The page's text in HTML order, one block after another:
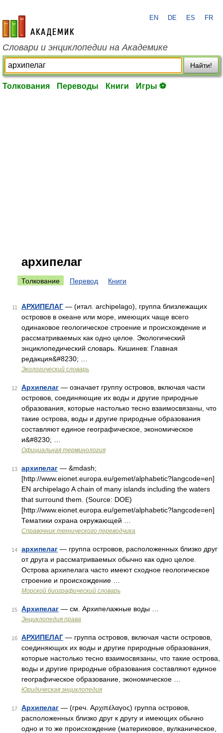
academic.ru
EN DE ES FR
Словари и энциклопедии на Академике
Найти!
Толкования Переводы Книги Игры ⚽
архипелаг
Толкование Перевод Книги
11 АРХИПЕЛАГ — (итал. archipelago), группа близлежащих
островов в океане или море, имеющих чаще всего
одинаковое геологическое строение и происхождение и
рассматриваемых как одно целое. Экологический
энциклопедический словарь. Кишинев: Главная
редакция&#8230; …
Экологический словарь
12 Архипелаг — означает группу островов, включая части
островов, соединяющие их воды и другие природные
образования, которые настолько тесно взаимосвязаны, что
такие острова, воды и другие природные образования
составляют единое географическое, экономическое
и&#8230; …
Официальная терминология
13 архипелаг — &mdash;
[http://www.eionet.europa.eu/gemet/alphabetic?langcode=en]
EN archipelago A chain of many islands including the waters
that surround them. (Source: DOE)
[http://www.eionet.europa.eu/gemet/alphabetic?langcode=en]
Тематики охрана окружающей …
Справочник технического переводчика
14 архипелаг — группа островов, расположенных близко друг
от друга и рассматриваемых обычно как одно целое.
Острова архипелага часто имеют сходное геологическое
строение и происхождение …
Морской биографический словарь
15 Архипелаг — см. Архипелажные воды …
Энциклопедия права
16 АРХИПЕЛАГ — группа островов, включая части островов,
соединяющих их воды и другие природные образования,
которые настолько тесно взаимосвязаны, что такие острова,
воды и другие природные образования составляют единое
географическое образование, экономическое …
Юридическая энциклопедия
17 Архипелаг — (греч. Αρχιπέλαγος) группа островов,
расположенных близко друг к другу и имеющих обычно
одно и то же происхождение (материковое, вулканическое,